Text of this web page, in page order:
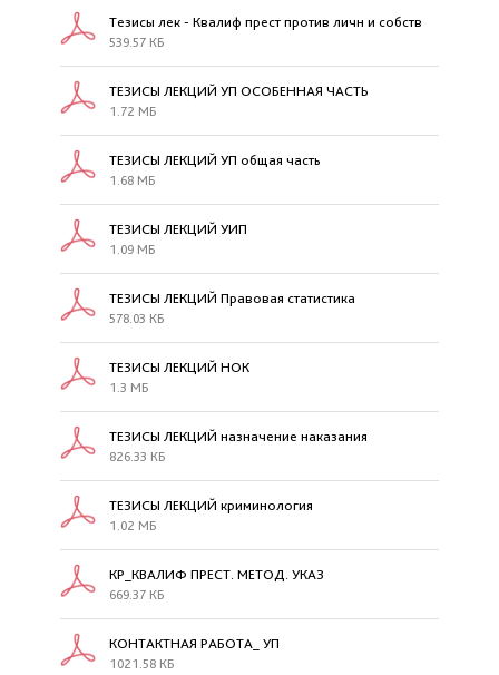
Тезисы лек - Квалиф прест против личн и собств
539.57 КБ
ТЕЗИСЫ ЛЕКЦИЙ УП ОСОБЕННАЯ ЧАСТЬ
1.72 МБ
ТЕЗИСЫ ЛЕКЦИЙ УП общая часть
1.68 МБ
ТЕЗИСЫ ЛЕКЦИЙ УИП
1.09 МБ
ТЕЗИСЫ ЛЕКЦИЙ Правовая статистика
578.03 КБ
ТЕЗИСЫ ЛЕКЦИЙ НОК
1.3 МБ
ТЕЗИСЫ ЛЕКЦИЙ назначение наказания
826.33 КБ
ТЕЗИСЫ ЛЕКЦИЙ криминология
1.02 МБ
КР_КВАЛИФ ПРЕСТ. МЕТОД. УКАЗ
669.37 КБ
КОНТАКТНАЯ РАБОТА_ УП
1021.58 КБ